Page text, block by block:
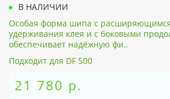
В НАЛИЧИИ
Особая форма шипа с
удерживания клея и с боковыми
обеспечивает надёжную фи..
Подходит для DF 500
21 780 р.